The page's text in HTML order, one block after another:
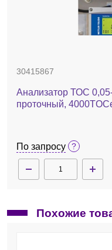
30415867
Анализатор ТОС
проточный,
По запросу
Похожие